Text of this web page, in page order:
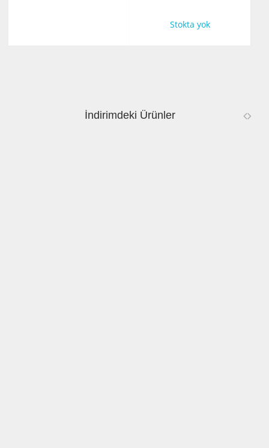
Stokta yok
İndirimdeki Ürünler